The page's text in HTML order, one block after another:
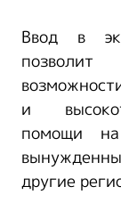
Ввод в
и
помощи
другие